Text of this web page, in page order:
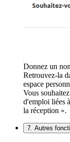
Donnez un
Retrouvez-la
espace
Vous
d'emploi liées
la réception ».
7. Autres